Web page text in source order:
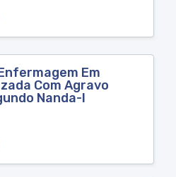
Em
Com Agravo
Nanda-I